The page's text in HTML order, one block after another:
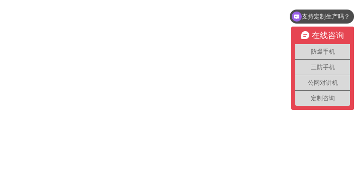
在线咨询
防爆手机
三防手机
公网对讲机
定制咨询
支持定制生产吗？